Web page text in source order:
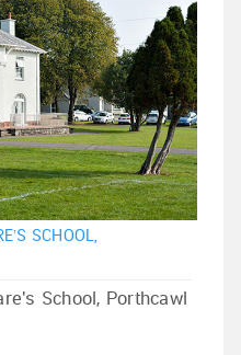
SCHOOL,
School, Porthcawl